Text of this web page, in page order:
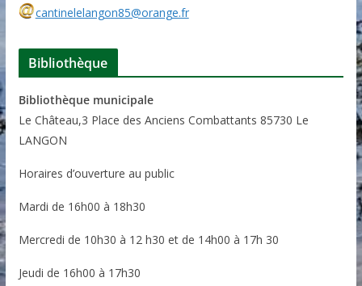
cantinelelangon85@orange.fr
Bibliothèque
Bibliothèque municipale
Le Château,3 Place des Anciens Combattants 85730 Le
LANGON
Horaires d’ouverture au public
Mardi de 16h00 à 18h30
Mercredi de 10h30 à 12 h30 et de 14h00 à 17h 30
Jeudi de 16h00 à 17h30